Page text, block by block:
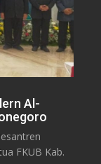
Al-
FKUB Kab.